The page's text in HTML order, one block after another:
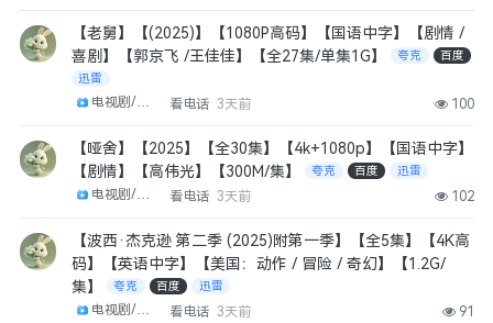
【老舅】【(2025)】【1080P高码】【国语中字】【剧情 /
喜剧】【郭京飞 /王佳佳】【全27集/单集1G】
夸克
百度
迅雷
电视剧/剧集 看电话 3天前 100
【哑舍】【2025】【全30集】【4k+1080p】【国语中字】
【剧情】【高伟光】【300M/集】
夸克 百度 迅雷
电视剧/剧集 看电话 3天前 102
【波西·杰克逊 第二季 (2025)附第一季】【全5集】【4K高
码】【英语中字】【美国：动作 / 冒险 / 奇幻】【1.2G/
集】
夸克 百度 迅雷
电视剧/剧集 看电话 3天前 91